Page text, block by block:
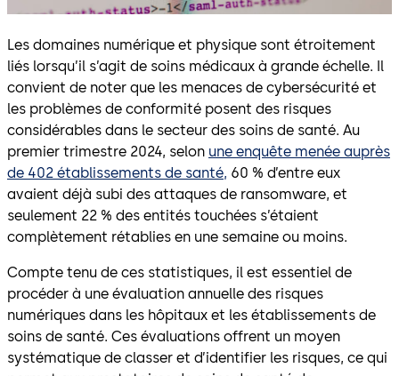
Les domaines numérique et physique sont étroitement
liés lorsqu’il s’agit de soins médicaux à grande échelle. Il
convient de noter que les menaces de cybersécurité et
les problèmes de conformité posent des risques
considérables dans le secteur des soins de santé. Au
premier trimestre 2024, selon une enquête menée auprès
de 402 établissements de santé, 60 % d’entre eux
avaient déjà subi des attaques de ransomware, et
seulement 22 % des entités touchées s’étaient
complètement rétablies en une semaine ou moins.
Compte tenu de ces statistiques, il est essentiel de
procéder à une évaluation annuelle des risques
numériques dans les hôpitaux et les établissements de
soins de santé. Ces évaluations offrent un moyen
systématique de classer et d’identifier les risques, ce qui